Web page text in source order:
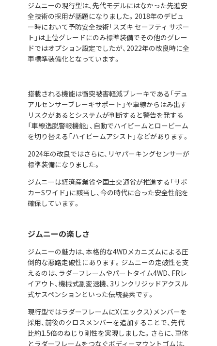
ジムニーの現行型は、先代モデルにはなかった先進安
全技術の採用が話題になりました。2018年のデビュ
ー時において予防安全技術「スズキ セーフティ サポー
ト」は上位グレードにのみ標準装備でその他のグレー
ドではオプション設定でしたが、2022年の改良時に全
車標準装備化となっています。
搭載される機能は衝突被害軽減ブレーキである「デュ
アルセンサーブレーキサポート」や車線からはみ出す
リスクがあるとシステムが判断すると警告を発する
「車線逸脱警報機能」、自動でハイビームとロービーム
を切り替える「ハイビームアシスト」などがあります。
2024年の改良ではさらに、リヤパーキングセンサーが
標準装備になりました。
ジムニーは経済産業省や国土交通省が推進する「サポ
カーSワイド」に該当し、今の時代に合った安全性能を
確保しています。
ジムニーの楽しさ
ジムニーの魅力は、本格的な4WDメカニズムによる圧
倒的な悪路走破性にあります。ジムニーの走破性を支
えるのは、ラダーフレームやパートタイム4WD、FRレ
イアウト、機械式副変速機、3リンクリジッドアクスル
式サスペンションといった伝統要素です。
現行型ではラダーフレームにX（エックス）メンバーを
採用、前後のクロスメンバーを追加することで、先代
比約1.5倍のねじり剛性を実現しました。さらに、車体
とラダーフレームをつなぐボディーマウントゴムは、